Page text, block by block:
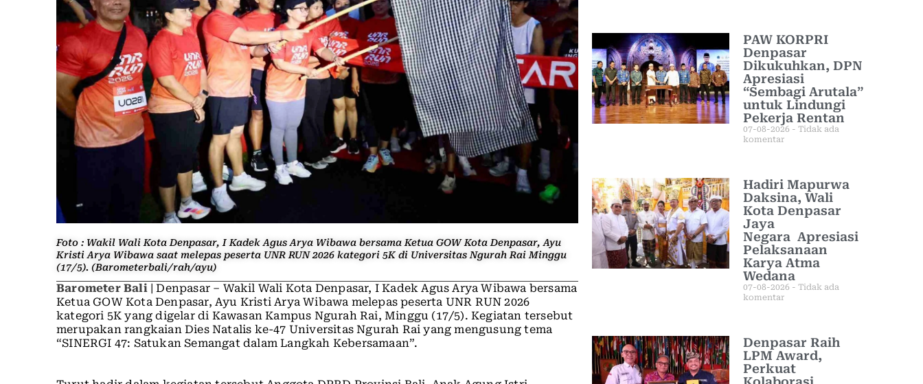
Foto : Wakil Wali Kota Denpasar, I Kadek Agus Arya Wibawa bersama Ketua GOW Kota Denpasar, Ayu
Kristi Arya Wibawa saat melepas peserta UNR RUN 2026 kategori 5K di Universitas Ngurah Rai Minggu
(17/5). (Barometerbali/rah/ayu)
Barometer Bali
| Denpasar – Wakil Wali Kota Denpasar, I Kadek Agus Arya Wibawa bersama
Ketua GOW Kota Denpasar, Ayu Kristi Arya Wibawa melepas peserta UNR RUN 2026
kategori 5K yang digelar di Kawasan Kampus Ngurah Rai, Minggu (17/5). Kegiatan tersebut
merupakan rangkaian Dies Natalis ke-47 Universitas Ngurah Rai yang mengusung tema
“SINERGI 47: Satukan Semangat dalam Langkah Kebersamaan”.
PAW KORPRI
Denpasar
Dikukuhkan, DPN
Apresiasi
“Sembagi Arutala”
untuk Lindungi
Pekerja Rentan
07-08-2026
Tidak ada
komentar
Hadiri Mapurwa
Daksina, Wali
Kota Denpasar
Jaya
Negara Apresiasi
Pelaksanaan
Karya Atma
Wedana
07-08-2026
Tidak ada
komentar
Denpasar Raih
LPM Award,
Perkuat